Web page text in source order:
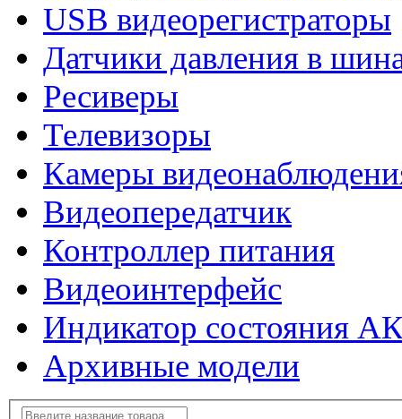
USB видеорегистраторы
Датчики давления в
Ресиверы
Телевизоры
Камеры
Видеопередатчик
Контроллер питания
Видеоинтерфейс
Индикатор состояния
Архивные модели